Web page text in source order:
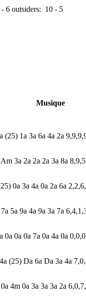
- 6 outsiders: 10 - 5
Musique
a (25) 1a 3a 6a 4a 2a
Am 3a 2a 2a 2a 3a 8a
0a 3a 4a 0a 2a 6a
7a 5a 9a 4a 9a 3a 7a
a 0a 0a 0a 7a 0a 4a 0a
4a (25) Da 6a Da 3a 4a
0a 4m 0a 3a 3a 3a 2a